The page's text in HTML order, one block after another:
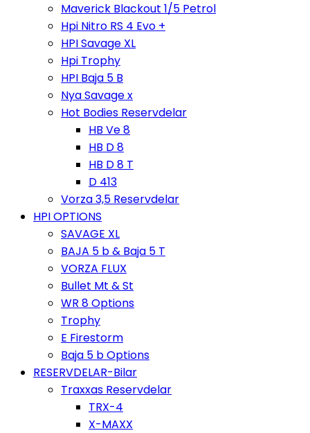
Maverick Blackout 1/5 Petrol
Hpi Nitro RS 4 Evo +
HPI Savage XL
Hpi Trophy
HPI Baja 5 B
Nya Savage x
Hot Bodies Reservdelar
HB Ve 8
HB D 8
HB D 8 T
D 413
Vorza 3,5 Reservdelar
HPI OPTIONS
SAVAGE XL
BAJA 5 b & Baja 5 T
VORZA FLUX
Bullet Mt & St
WR 8 Options
Trophy
E Firestorm
Baja 5 b Options
RESERVDELAR-Bilar
Traxxas Reservdelar
TRX-4
X-MAXX